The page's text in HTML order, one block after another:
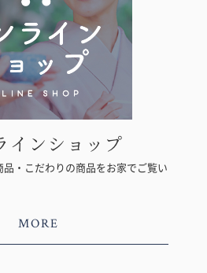
インショップ
・こだわりの商品をお家でご覧い
MORE